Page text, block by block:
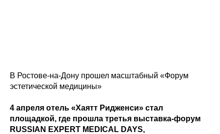
В Ростове-на-Дону прошел масштабный «Форум
эстетической медицины»
4 апреля отель «Хаятт Ридженси» стал
площадкой, где прошла третья выставка-форум
RUSSIAN EXPERT MEDICAL DAYS,